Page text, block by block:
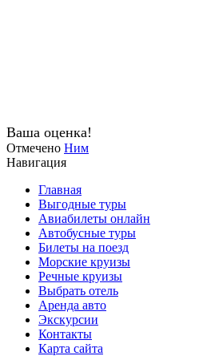
Ваша оценка!
Отмечено Ним
Навигация
Главная
Выгодные туры
Авиабилеты онлайн
Автобусные туры
Билеты на поезд
Морские круизы
Речные круизы
Выбрать отель
Аренда авто
Экскурсии
Контакты
Карта сайта